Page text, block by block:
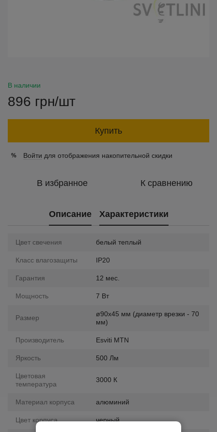
В наличии
896 грн/шт
Купить
% Войти для отображения накопительной скидки
В избранное К сравнению
Описание Характеристики
Цвет свечения белый теплый
Класс влагозащиты IP20
Гарантия 12 мес.
Мощность 7 Вт
Размер
ø90х45 мм (диаметр врезки - 70
мм)
Производитель Esviti MTN
Яркость 500 Лм
Цветовая
температура
3000 К
Материал корпуса алюминий
Цвет корпуса черный